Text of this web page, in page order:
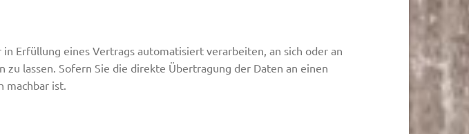
Erfüllung eines Vertrags automatisiert verarbeiten, an sich oder an
lassen. Sofern Sie die direkte Übertragung der Daten an einen
ist.